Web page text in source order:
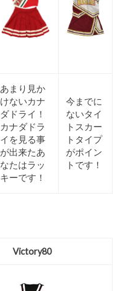
あまり見か
けないカナ
ダドライ！
カナダドラ
イを見る事
が出来たあ
なたはラッ
キーです！
今までに
ないタイ
トスカー
トタイプ
がポイン
トです！
Victory80